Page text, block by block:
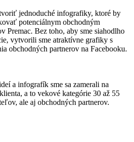
jednoduché infografiky, ktoré by
potenciálnym obchodným
Premac. Bez toho, aby sme siahodlho
vytvorili sme atraktívne grafiky s
obchodných partnerov na Facebooku.
a infografík sme sa zamerali na
a to vekové kategórie 30 až 55
ale aj obchodných partnerov.